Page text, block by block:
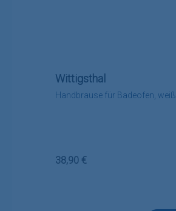
Handbrause für Badeofen, weiß
Wittigsthal
Regulärer Preis:
38,90 €